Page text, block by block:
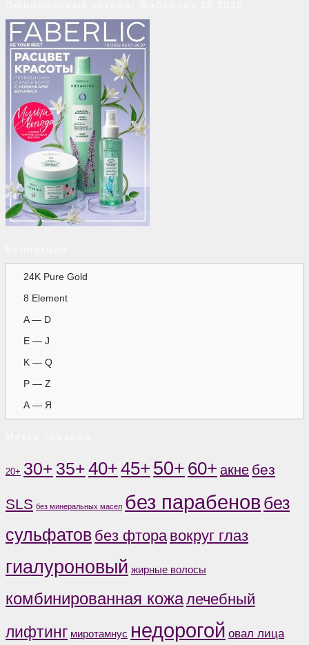
24K Pure Gold
8 Element
A — D
E — J
K — Q
P — Z
А — Я
20+ 30+ 35+40+45+ 50+ 60+ акне без
SLS без минеральных масел без парабеновбез
сульфатов без фтора вокруг глаз
гиалуроновый жирные волосы
комбинированная кожалечебный
лифтинг миротамнус недорогой овал лица